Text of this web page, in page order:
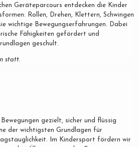
Geräteparcours entdecken die Kinder
Rollen, Drehen, Klettern, Schwingen
wichtige Bewegungserfahrungen. Dabei
Fähigkeiten gefördert und
geschult.
statt.
gezielt, sicher und flüssig
der wichtigsten Grundlagen für
Im Kindersport fördern wir